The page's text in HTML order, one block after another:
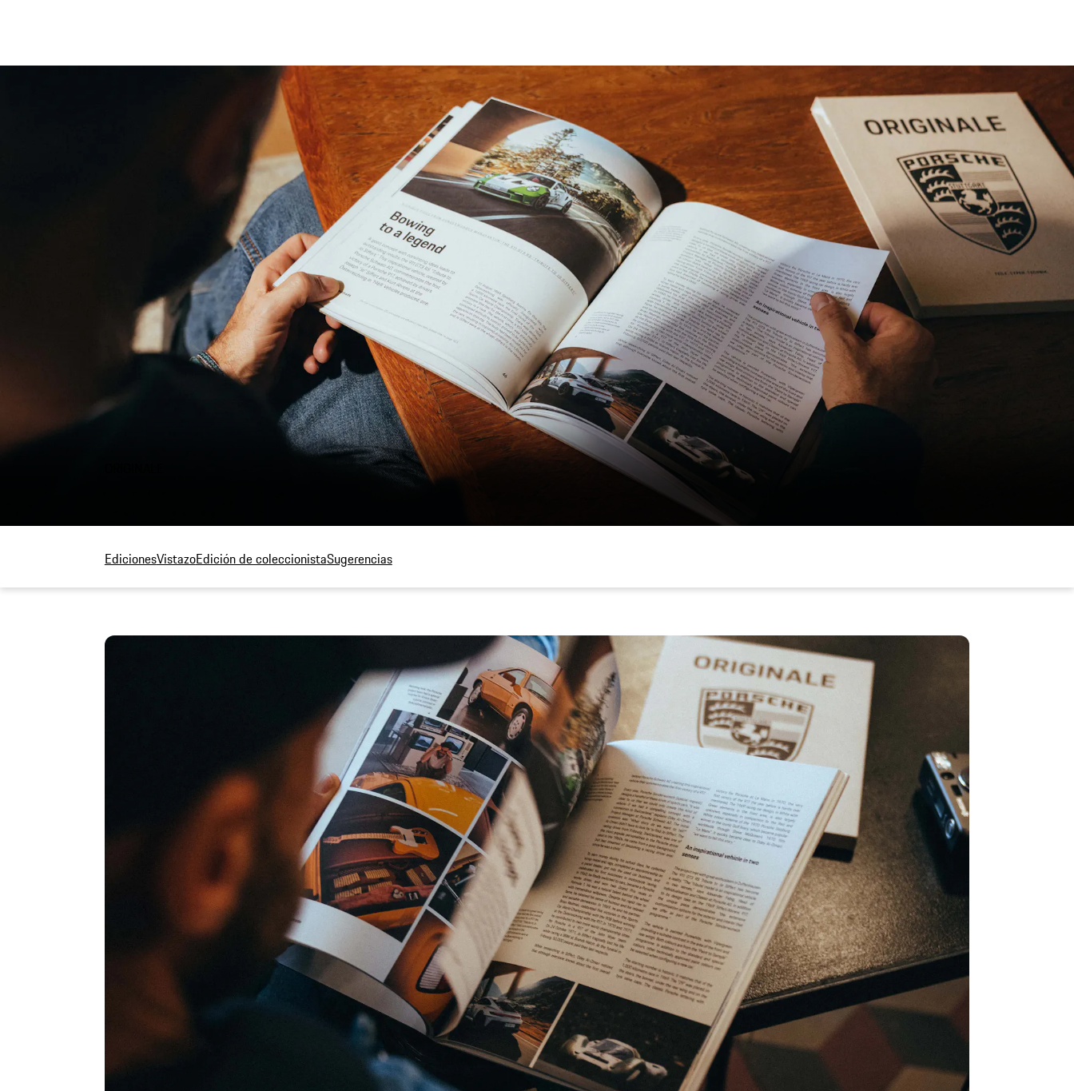
EdicionesVistazoEdición de coleccionistaSugerencias